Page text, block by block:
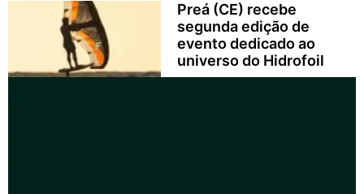
Preá (CE) recebe
segunda edição de
evento dedicado ao
universo do Hidrofoil